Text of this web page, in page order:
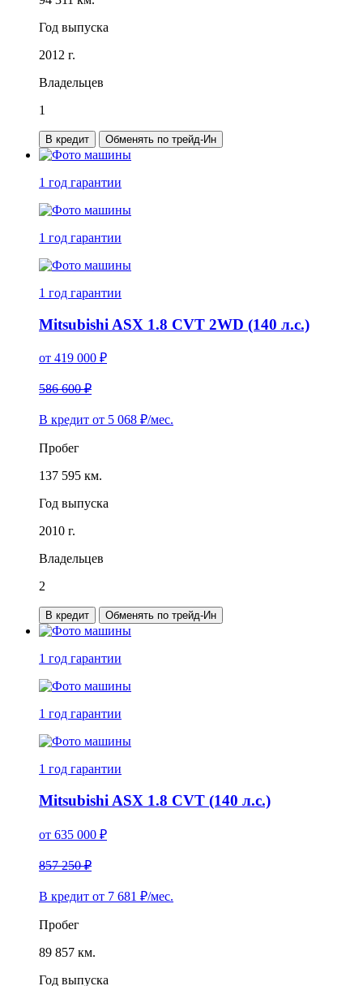
Год выпуска
2012 г.
Владельцев
1
В кредит Обменять по трейд-Ин
1 год гарантии
1 год гарантии
1 год гарантии
Mitsubishi ASX 1.8 CVT 2WD (140 л.с.)
от 419 000 ₽
586 600 ₽
В кредит от 5 068 ₽/мес.
Пробег
137 595 км.
Год выпуска
2010 г.
Владельцев
2
В кредит Обменять по трейд-Ин
1 год гарантии
1 год гарантии
1 год гарантии
Mitsubishi ASX 1.8 CVT (140 л.с.)
от 635 000 ₽
857 250 ₽
В кредит от 7 681 ₽/мес.
Пробег
89 857 км.
Год выпуска